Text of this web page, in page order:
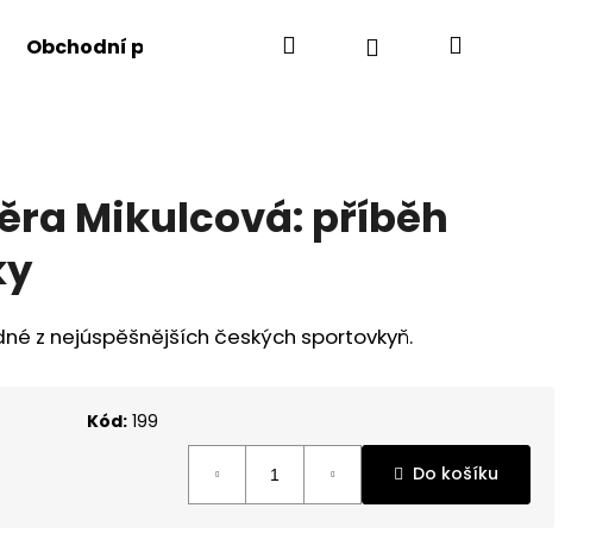
Obchodní podmínky Kontakty
HledatPřihlášeníNákupní
Mikulcová: příběh
z nejúspěšnějších českých sportovkyň.
Kód: 199
Do košíku
Následující